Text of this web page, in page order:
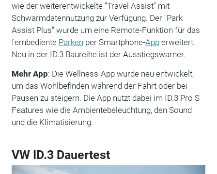
wie der weiterentwickelte "Travel Assist" mit
Schwarmdatennutzung zur Verfügung. Der "Park
Assist Plus" wurde um eine Remote-Funktion für das
fernbediente Parken per Smartphone-Apperweitert.
Neu in der ID.3 Baureihe ist der Ausstiegswarner.
Mehr App: Die Wellness-App wurde neu entwickelt,
um das Wohlbefinden während der Fahrt oder bei
Pausen zu steigern. Die App nutzt dabei im ID.3 Pro S
Features wie die Ambientebeleuchtung, den Sound
und die Klimatisierung.
VW ID.3 Dauertest